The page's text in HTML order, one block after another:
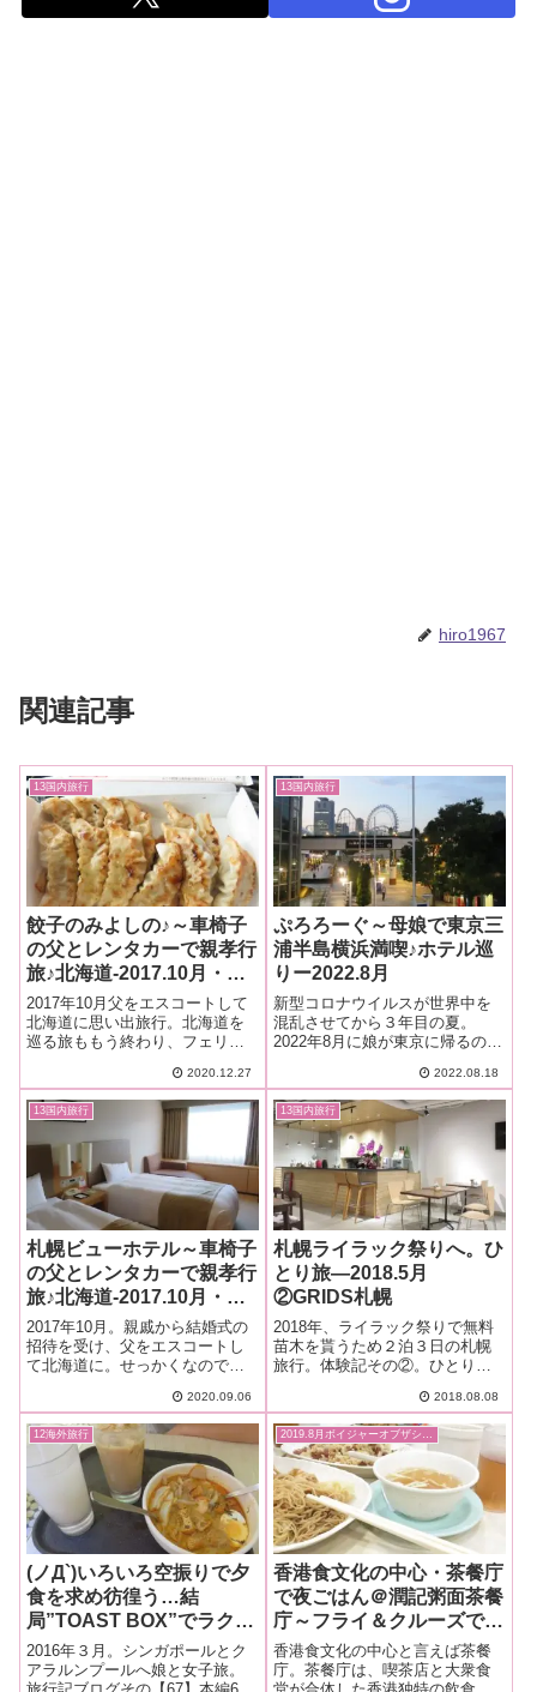
hiro1967
関連記事
13国内旅行
餃子のみよしの♪～車椅子
の父とレンタカーで親孝行
旅♪北海道-2017.10月・本
編-16
2017年10月父をエスコートして
北海道に思い出旅行。北海道を
巡る旅ももう終わり、フェリー
した。途中、懐かしい餃子のお
店「みよしの」を見つけて寄り
道。
2020.12.27
13国内旅行
ぷろろーぐ～母娘で東京三
浦半島横浜満喫♪ホテル巡
りー2022.8月
新型コロナウイルスが世界中を
混乱させてから３年目の夏。
2022年8月に娘が東京に帰るのに
そして三浦半島をぶらぶら旅し
ました。旅のきっかけはKKday
で魅力的なプランを見つけたこ
とでした。
2022.08.18
13国内旅行
札幌ビューホテル～車椅子
の父とレンタカーで親孝行
旅♪北海道-2017.10月・本
編-3
2017年10月。親戚から結婚式の
招待を受け、父をエスコートし
て北海道に。せっかくなので、
出旅行。最初の宿は、大通公園
の端にある札幌ビューホテル。
2020.09.06
13国内旅行
札幌ライラック祭りへ。ひ
とり旅―2018.5月
②GRIDS札幌
2018年、ライラック祭りで無料
苗木を貰うため２泊３日の札幌
旅行。体験記その②。ひとり
2018.08.08
12海外旅行
(ノД`)いろいろ空振りで夕
食を求め彷徨う…結
局”TOAST BOX”でラクサ
を食べる－娘と女子旅。シ
ンガポールとクアラルンプ
2016年３月。シンガポールとク
アラルンプールへ娘と女子旅。
香港食文化の中心・茶餐庁
で夜ごはん＠潤記粥面茶餐
庁～フライ＆クルーズで香
港発着ボイジャー・オブザ
シーズ乗船記ー2019.8月・
香港食文化の中心と言えば茶餐
庁。茶餐庁は、喫茶店と大衆食